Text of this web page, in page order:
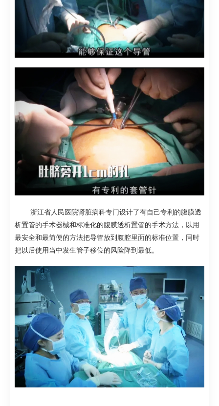
浙江省人民医院肾脏病科专门设计了有自己专利的腹膜透
析置管的手术器械和标准化的腹膜透析置管的手术方法 ，以用
最安全和最简便的方法把导管放到腹腔里面的标准位置， 同时
把以后使用当中发生管子移位的风险降到最低。